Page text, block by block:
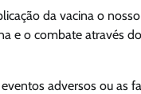
da vacina o
e o combate através
adversos ou as